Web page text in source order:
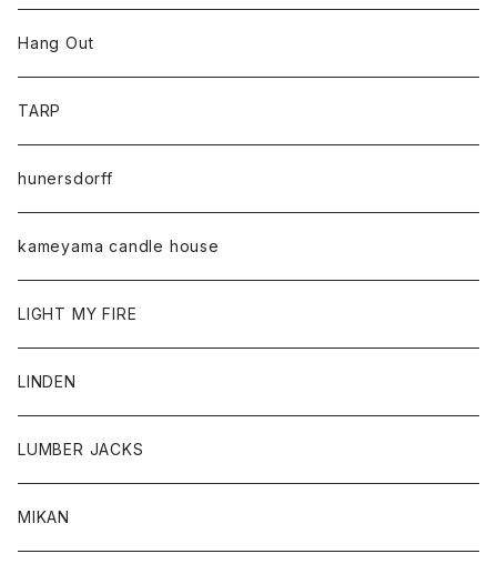
Hang Out
TARP
hunersdorff
kameyama candle house
LIGHT MY FIRE
LINDEN
LUMBER JACKS
MIKAN